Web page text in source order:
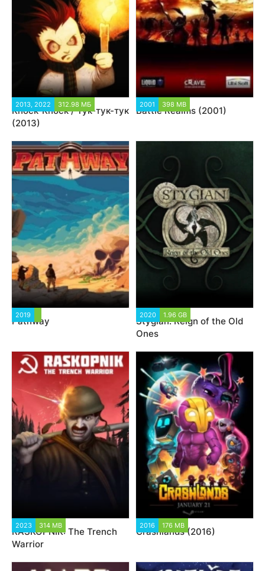
2013, 2022 312.98 МБ
Knock-Knock / Тук-тук-тук
(2013)
2001 398 MB
Battle Realms (2001)
2019
Pathway
2020 1.96 GB
Stygian: Reign of the Old
Ones
2023 314 MB
RASKOPNIK: The Trench
Warrior
2016 176 MB
Crashlands (2016)